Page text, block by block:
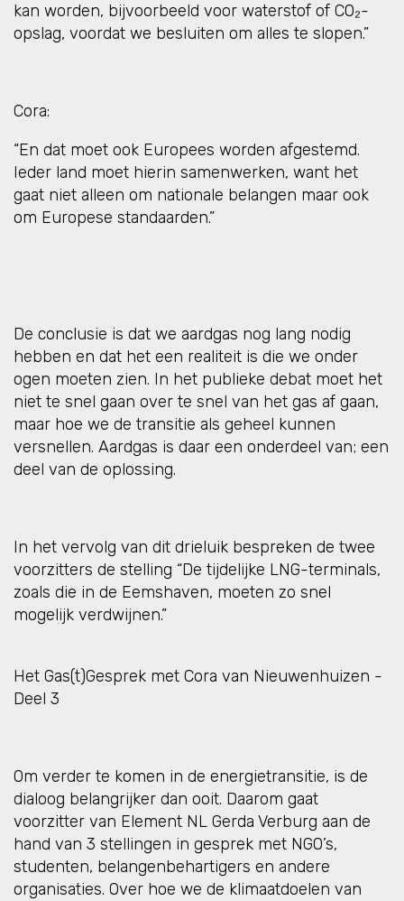
kan worden, bijvoorbeeld voor waterstof of CO₂-
opslag, voordat we besluiten om alles te slopen.”
Cora:
“En dat moet ook Europees worden afgestemd.
Ieder land moet hierin samenwerken, want het
gaat niet alleen om nationale belangen maar ook
om Europese standaarden.”
De conclusie is dat we aardgas nog lang nodig
hebben en dat het een realiteit is die we onder
ogen moeten zien. In het publieke debat moet het
niet te snel gaan over te snel van het gas af gaan,
maar hoe we de transitie als geheel kunnen
versnellen. Aardgas is daar een onderdeel van; een
deel van de oplossing.
In het vervolg van dit drieluik bespreken de twee
voorzitters de stelling “De tijdelijke LNG-terminals,
zoals die in de Eemshaven, moeten zo snel
mogelijk verdwijnen.”
Het Gas(t)Gesprek met Cora van Nieuwenhuizen -
Deel 3
Om verder te komen in de energietransitie, is de
dialoog belangrijker dan ooit. Daarom gaat
voorzitter van Element NL Gerda Verburg aan de
hand van 3 stellingen in gesprek met NGO’s,
studenten, belangenbehartigers en andere
organisaties. Over hoe we de klimaatdoelen van